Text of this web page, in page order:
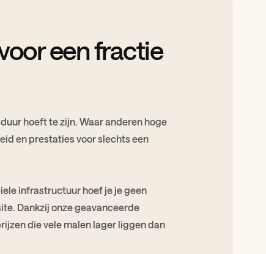
een fractie
hoeft te zijn. Waar anderen hoge
en prestaties voor slechts een
infrastructuur hoef je je geen
Dankzij onze geavanceerde
die vele malen lager liggen dan